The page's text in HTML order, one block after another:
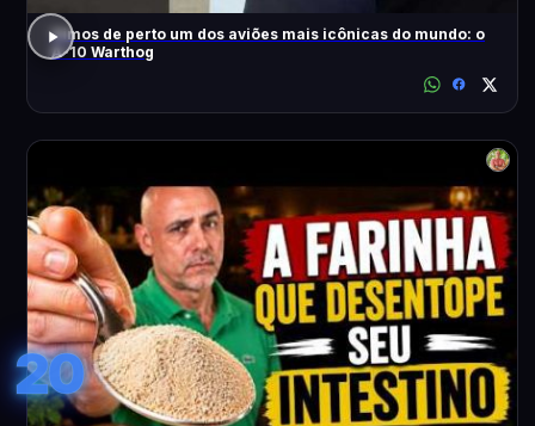
Vimos de perto um dos aviões mais icônicas do mundo: o
A-10 Warthog
20